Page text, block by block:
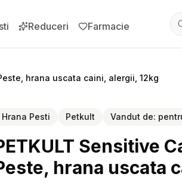
Reduceri Farmacie
hrana uscata caini, alergii, 12kg
Hrana Pesti Petkult Vandut de:
Sensitive
hrana uscata